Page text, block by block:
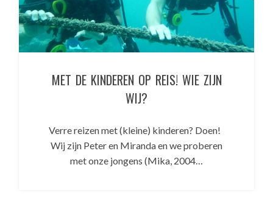
MET DE KINDEREN OP REIS! WIE ZIJN
WIJ?
Verre reizen met (kleine) kinderen? Doen!
Wij zijn Peter en Miranda en we proberen
met onze jongens (Mika, 2004…